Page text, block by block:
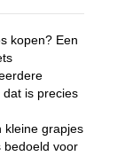
kopen? Een
is precies
kleine grapjes
bedoeld voor